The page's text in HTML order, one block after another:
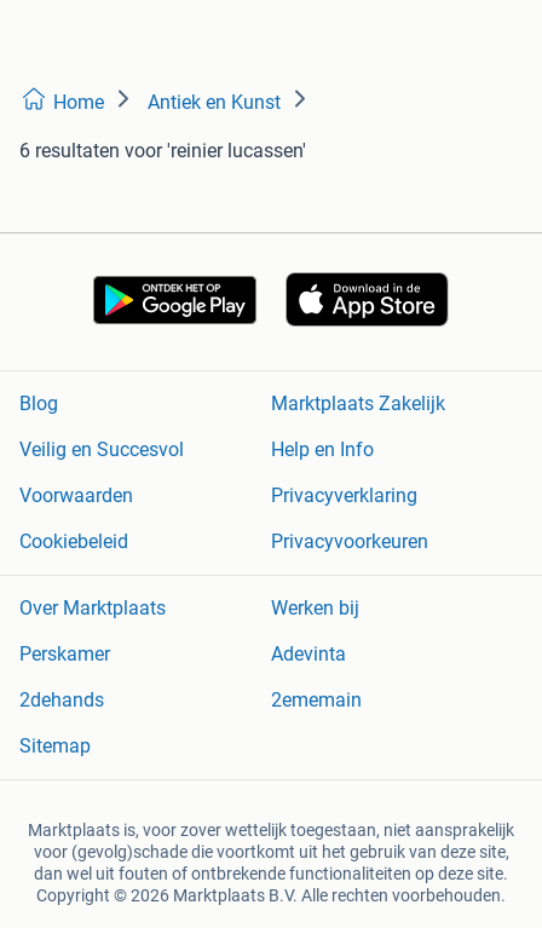
Home Antiek en Kunst
6 resultaten voor 'reinier lucassen'
Blog
Marktplaats Zakelijk
Veilig en Succesvol
Help en Info
Voorwaarden
Privacyverklaring
Cookiebeleid
Privacyvoorkeuren
Over Marktplaats
Werken bij
Perskamer
Adevinta
2dehands
2ememain
Sitemap
Marktplaats is, voor zover wettelijk toegestaan, niet aansprakelijk
voor (gevolg)schade die voortkomt uit het gebruik van deze site,
dan wel uit fouten of ontbrekende functionaliteiten op deze site.
Copyright © 2026 Marktplaats B.V. Alle rechten voorbehouden.